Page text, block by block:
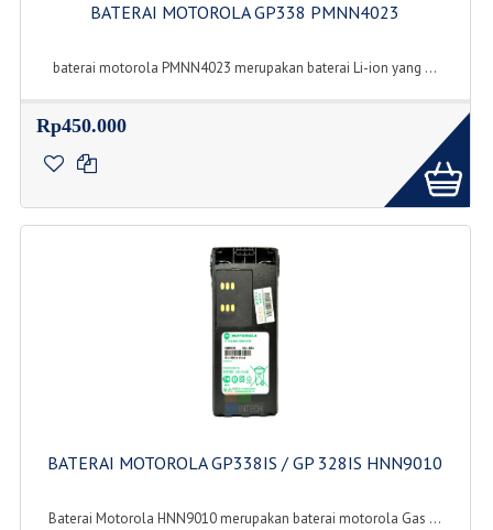
BATERAI MOTOROLA GP338 PMNN4023
baterai motorola PMNN4023 merupakan baterai Li-ion yang ...
Rp450.000
BATERAI MOTOROLA GP338IS / GP 328IS HNN9010
Baterai Motorola HNN9010 merupakan baterai motorola Gas ...